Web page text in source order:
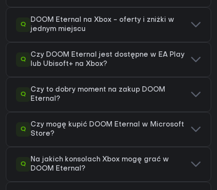
Q
DOOM Eternal na Xbox - oferty i zniżki w
jednym miejscu
Q
Czy DOOM Eternal jest dostępne w EA Play
lub Ubisoft+ na Xbox?
Q
Czy to dobry moment na zakup DOOM
Eternal?
Q
Czy mogę kupić DOOM Eternal w Microsoft
Store?
Q
Na jakich konsolach Xbox mogę grać w
DOOM Eternal?